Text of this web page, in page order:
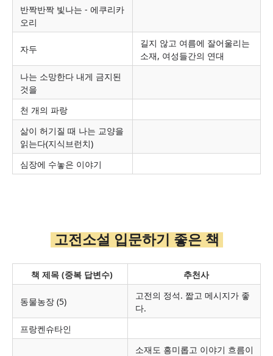
반짝반짝 빛나는 - 에쿠리카
오리
자두
길지 않고 여름에 잘어울리는
소재, 여성들간의 연대
나는 소망한다 내게 금지된
것을
천 개의 파랑
삶이 허기질 때 나는 교양을
읽는다(지식브런치)
심장에 수놓은 이야기
고전소설 입문하기 좋은 책
책 제목 (중복 답변수) 추천사
동물농장 (5)
고전의 정석. 짧고 메시지가 좋
다.
프랑켄슈타인
소재도 흥미롭고 이야기 흐름이